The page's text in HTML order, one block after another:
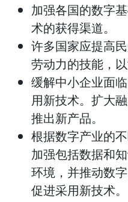
加强各国的数字
术的获得渠道。
许多国家应提高
劳动力的技能，
缓解中小企业面
用新技术。扩大
推出新产品。
根据数字产业的
加强包括数据和
环境，并推动数
促进采用新技术。